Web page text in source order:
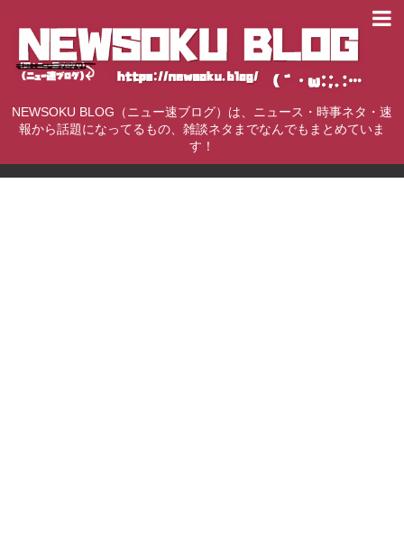
NEWSOKU BLOG（ニュー速ブログ）は、ニュース・時事ネタ・速
報から話題になってるもの、雑談ネタまでなんでもまとめていま
す！